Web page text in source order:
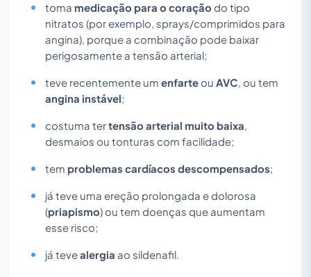
toma medicação para o coração do tipo
nitratos (por exemplo, sprays/comprimidos para
angina), porque a combinação pode baixar
perigosamente a tensão arterial;
teve recentemente um enfarteou AVC , ou tem
angina instável;
costuma tertensão arterial muito baixa
desmaios ou tonturas com facilidade;
tem problemas cardíacos descompensados;
já teve uma ereção prolongada e dolorosa
(priapismo) ou tem doenças que aumentam
esse risco;
já tevealergia ao sildenafil.